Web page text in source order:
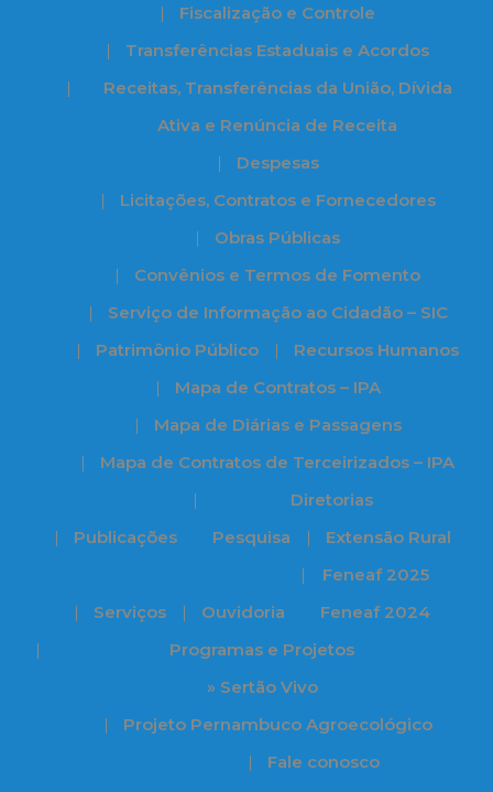
Fiscalização e Controle
Transferências Estaduais e Acordos
Receitas, Transferências da União, Dívida
Ativa e Renúncia de Receita
Despesas
Licitações, Contratos e Fornecedores
Obras Públicas
Convênios e Termos de Fomento
Serviço de Informação ao Cidadão – SIC
Patrimônio Público
Recursos Humanos
Mapa de Contratos – IPA
Mapa de Diárias e Passagens
Mapa de Contratos de Terceirizados – IPA
Publicações
Diretorias
Pesquisa
Extensão Rural
Serviços Ouvidoria
Feneaf 2025
Feneaf 2024
Programas e Projetos
» Sertão Vivo
Projeto Pernambuco Agroecológico
Fale conosco